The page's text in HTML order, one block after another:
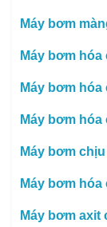
Máy bơm
Máy bơm
Máy bơm
Máy bơm
Máy bơm
Máy bơm
Máy bơm axit